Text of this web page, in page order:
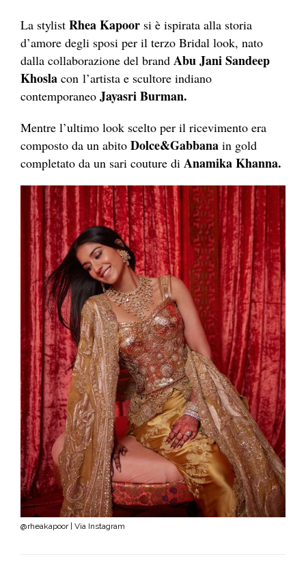
La stylist Rhea Kapoor si è ispirata alla storia
d’amore degli sposi per il terzo Bridal look, nato
dalla collaborazione del brand Abu Jani Sandeep
Khosla con l’artista e scultore indiano
contemporaneo Jayasri Burman.
Mentre l’ultimo look scelto per il ricevimento era
composto da un abito Dolce&Gabbana in gold
completato da un sari couture di Anamika Khanna.
@rheakapoor | Via Instagram